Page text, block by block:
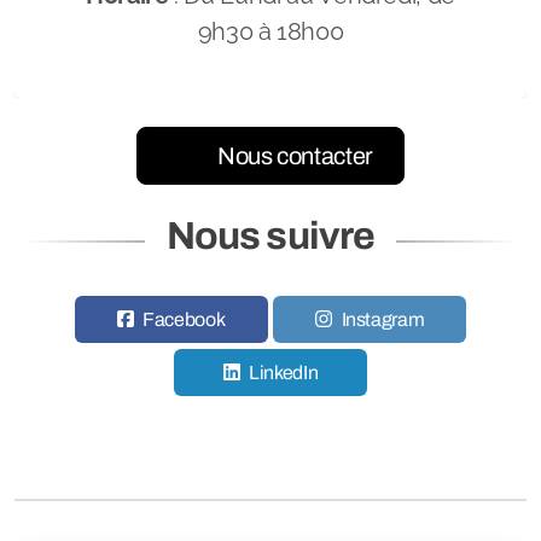
9h30 à 18h00
Nous contacter
Nous suivre
Facebook Instagram
LinkedIn